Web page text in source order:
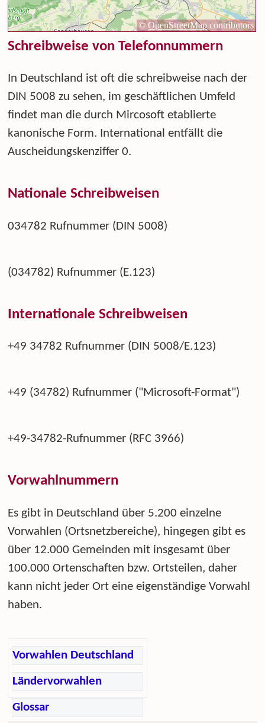
Schreibweise von Telefonnummern
In Deutschland ist oft die schreibweise nach der
DIN 5008 zu sehen, im geschäftlichen Umfeld
findet man die durch Mircosoft etablierte
kanonische Form. International entfällt die
Auscheidungskenziffer 0.
Nationale Schreibweisen
034782 Rufnummer (DIN 5008)
(034782) Rufnummer (E.123)
Internationale Schreibweisen
+49 34782 Rufnummer (DIN 5008/E.123)
+49 (34782) Rufnummer ("Microsoft-Format")
+49-34782-Rufnummer (RFC 3966)
Vorwahlnummern
Es gibt in Deutschland über 5.200 einzelne
Vorwahlen (Ortsnetzbereiche), hingegen gibt es
über 12.000 Gemeinden mit insgesamt über
100.000 Ortenschaften bzw. Ortsteilen, daher
kann nicht jeder Ort eine eigenständige Vorwahl
haben.
Vorwahlen Deutschland
Ländervorwahlen
Glossar